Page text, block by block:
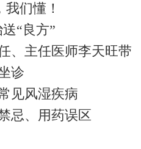
们懂！
“良方”
、主任医师李天旺带
诊
见风湿疾病
忌、用药误区